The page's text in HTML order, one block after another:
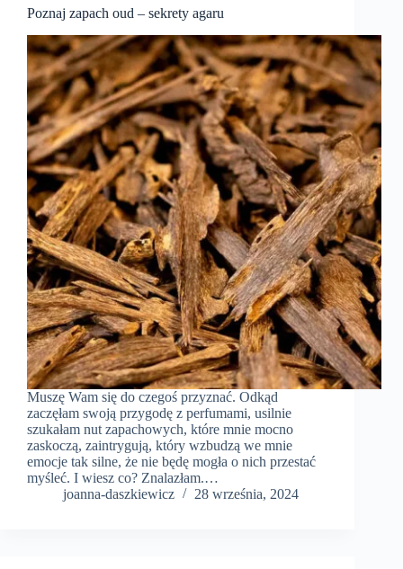
Poznaj zapach oud – sekrety agaru
Muszę Wam się do czegoś przyznać. Odkąd
zaczęłam swoją przygodę z perfumami, usilnie
szukałam nut zapachowych, które mnie mocno
zaskoczą, zaintrygują, który wzbudzą we mnie
emocje tak silne, że nie będę mogła o nich przestać
myśleć. I wiesz co? Znalazłam.…
joanna-daszkiewicz
28 września, 2024